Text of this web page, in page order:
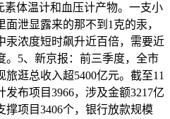
素体温计和血压计产物。一支小
泄显露来的那不到1克的汞，
汞浓度短时飙升近百倍，需要近
。5、新京报：前三季度，全市
逛总收入超5400亿元。截至11
布项目3966，涉及金额3217亿
撑项目3406个，银行放款规模